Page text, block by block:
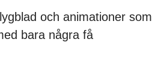
och animationer som
bara några få